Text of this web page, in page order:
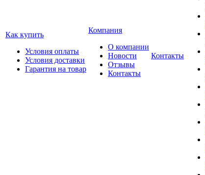
Как купить
Условия оплаты
Условия доставки
Гарантия на товар
Компания
О компании
Новости
Отзывы
Контакты
Контакты